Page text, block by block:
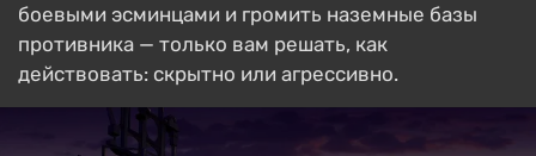
боевыми эсминцами и громить наземные базы
противника — только вам решать, как
действовать: скрытно или агрессивно.